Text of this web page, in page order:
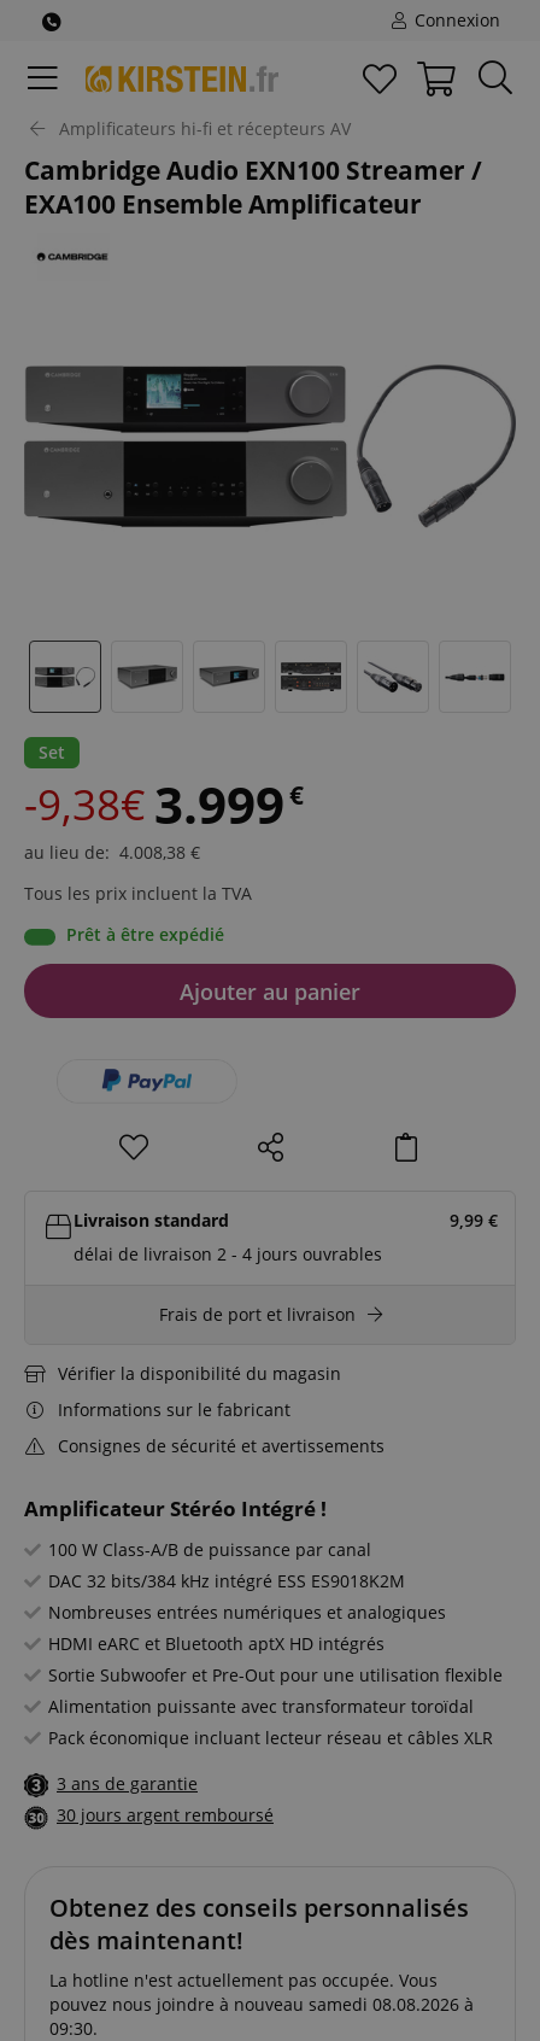
Connexion
Amplificateurs hi-fi et récepteurs AV
Cambridge Audio EXN100 Streamer /
EXA100 Ensemble Amplificateur
Amplificateur Stéréo Intégré !
100 W Class-A/B de puissance par canal
DAC 32 bits/384 kHz intégré ESS ES9018K2M
Nombreuses entrées numériques et analogiques
HDMI eARC et Bluetooth aptX HD intégrés
Sortie Subwoofer et Pre-Out pour une utilisation flexible
Alimentation puissante avec transformateur toroïdal
Pack économique incluant lecteur réseau et câbles XLR
3 ans de garantie
30 jours argent remboursé
Set
-9,38€3.999€
au lieu de: 4.008,38 €
Tous les prix incluent la TVA
Prêt à être expédié
Ajouter au panier
Livraison standard 9,99 €
délai de livraison 2 - 4 jours ouvrables
Frais de port et livraison
Vérifier la disponibilité du magasin
Informations sur le fabricant
Consignes de sécurité et avertissements
Obtenez des conseils personnalisés
dès maintenant!
La hotline n'est actuellement pas occupée. Vous
pouvez nous joindre à nouveau samedi 08.08.2026 à
09:30.